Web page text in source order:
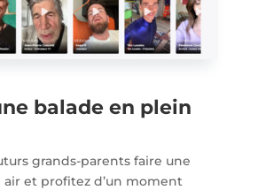
balade en plein
grands-parents faire une
et profitez d’un moment